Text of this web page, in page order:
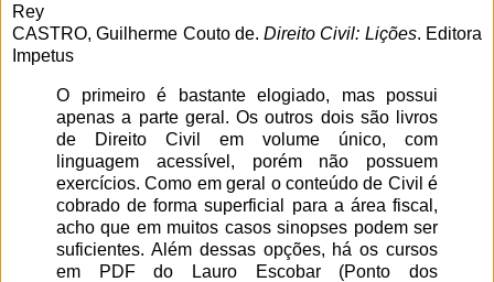
Rey
CASTRO, Guilherme Couto de.Direito Civil: Lições. Editora
Impetus
O primeiro é bastante elogiado, mas possui
apenas a parte geral. Os outros dois são livros
de Direito Civil em volume único, com
linguagem acessível, porém não possuem
exercícios. Como em geral o conteúdo de Civil é
cobrado de forma superficial para a área fiscal,
acho que em muitos casos sinopses podem ser
suficientes. Além dessas opções, há os cursos
em PDF do Lauro Escobar (Ponto dos